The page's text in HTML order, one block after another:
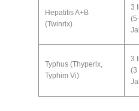
Hepatitis A+B
(Twinrix)
3
Typhus (Thyperix,
Typhim Vi)
3
(3